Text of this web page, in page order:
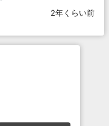
2年くらい前